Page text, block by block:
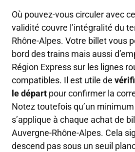
Où pouvez-vous circuler avec
validité couvre l’intégralité du
Rhône-Alpes. Votre billet vous
bord des trains mais aussi
Région Express sur les lignes
compatibles. Il est utile de
le départ pour confirmer la
Notez toutefois qu’un
s’applique à chaque achat de
Auvergne-Rhône-Alpes. Cela
descend pas sous un seuil